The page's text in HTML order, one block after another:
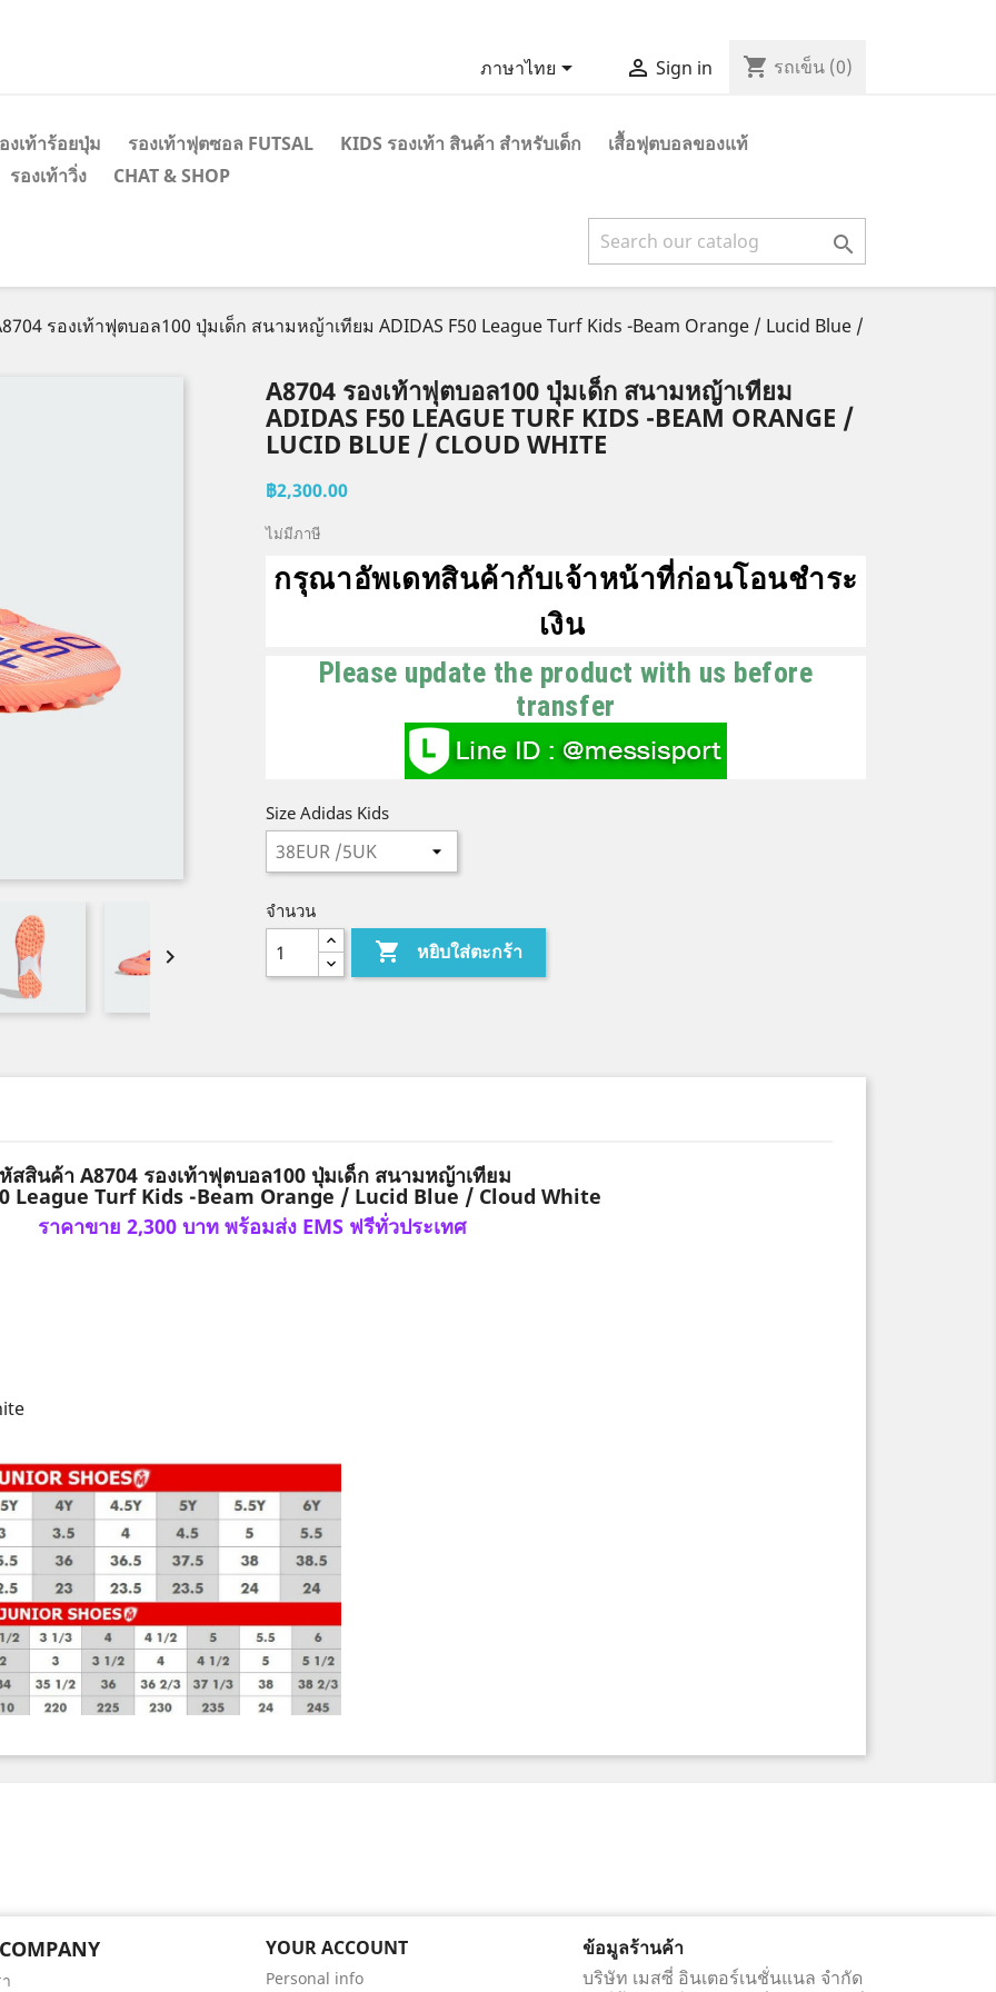
ภาษาไทย  Sign in shopping_cart รถเข็น (0)
งเท้าร้อยปุ่ม รองเท้าฟุตซอล FUTSAL KIDS รองเท้า สินค้า สำหรับเด็ก
เสื้อฟุตบอลของแท้
รองเท้าวิ่ง
CHAT & SHOP

รองเท้าฟุตบอล100 ปุ่มเด็ก สนามหญ้าเทียม ADIDAS F50 League Turf Kids -Beam Orange / Lucid Blue /

A8704 รองเท้าฟุตบอล100 ปุ่มเด็ก สนามหญ้าเทียม
ADIDAS F50 LEAGUE TURF KIDS -BEAM ORANGE /
LUCID BLUE / CLOUD WHITE
฿2,300.00
ไม่มีภาษี
กรุณาอัพเดทสินค้ากับเจ้าหน้าที่ก่อนโอนชำระ
เงิน
Please update the product with us before
transfer
Size Adidas Kids
จำนวน
 หยิบใส่ตะกร้า
สสินค้า A8704 รองเท้าฟุตบอล100 ปุ่มเด็ก สนามหญ้าเทียม
League Turf Kids -Beam Orange / Lucid Blue / Cloud White
ราคาขาย 2,300 บาท พร้อมส่ง EMS ฟรีทั่วประเทศ
YOUR ACCOUNT
Personal info
ข้อมูลร้านค้า
บริษัท เมสซี่ อินเตอร์เนชั่นแนล จำกัด